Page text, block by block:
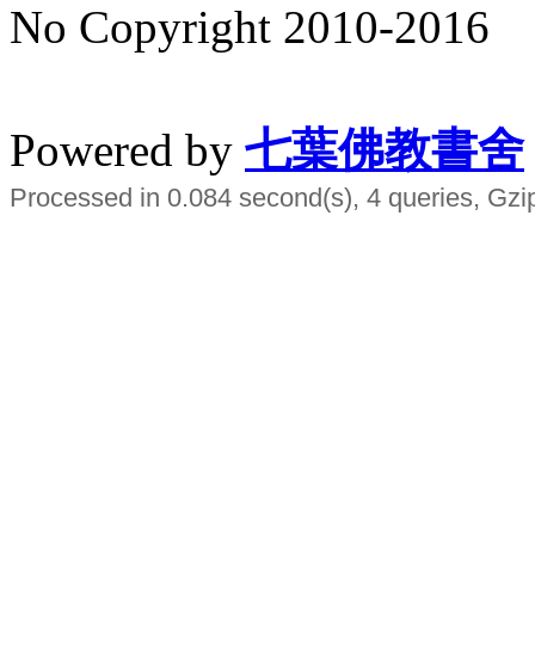
No Copyright 2010-2016
Powered by 七葉佛教書舍
Processed in 0.084 second(s), 4 queries,